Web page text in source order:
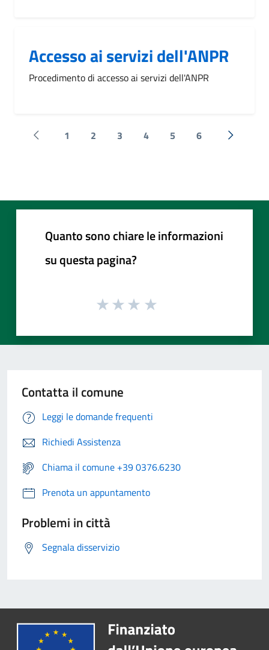
Accesso ai servizi dell'ANPR
Procedimento di accesso ai servizi dell'ANPR
Pagina precedente
1 2 3 4 5 6
Quanto sono chiare le informazioni
su questa pagina?
Contatta il comune
Leggi le domande frequenti
Richiedi Assistenza
Chiama il comune +39 0376.6230
Prenota un appuntamento
Problemi in città
Segnala disservizio